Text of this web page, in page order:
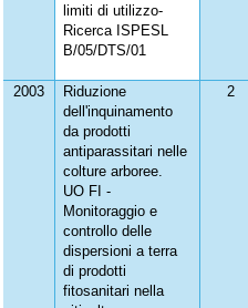
limiti di utilizzo-
Ricerca ISPESL
B/05/DTS/01
2003
Riduzione
dell'inquinamento
da prodotti
antiparassitari nelle
colture arboree.
UO FI -
Monitoraggio e
controllo delle
dispersioni a terra
di prodotti
fitosanitari nella
2